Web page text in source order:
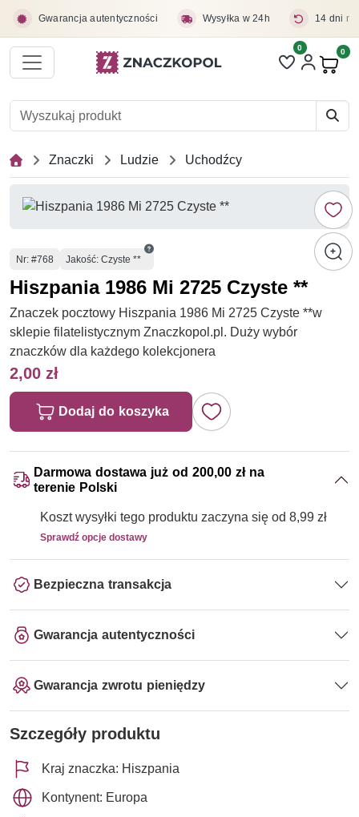
Gwarancja autentyczności Wysyłka w 24h 14 dni
Liczba pozycji
0 0
Znaczki Ludzie Uchodźcy
Numer
Nr: #768 Jakość: Czyste **
Hiszpania 1986 Mi 2725 Czyste **
Znaczek pocztowy Hiszpania 1986 Mi 2725 Czyste **w
sklepie filatelistycznym Znaczkopol.pl. Duży wybór
znaczków dla każdego kolekcjonera
2,00 zł
Dodaj do koszyka
Darmowa dostawa już od 200,00 zł na
terenie Polski
Koszt wysyłki tego produktu zaczyna się od 8,99 zł
Sprawdź opcje dostawy
Bezpieczna transakcja
Gwarancja autentyczności
Gwarancja zwrotu pieniędzy
Szczegóły produktu
Kraj znaczka: Hiszpania
Kontynent: Europa